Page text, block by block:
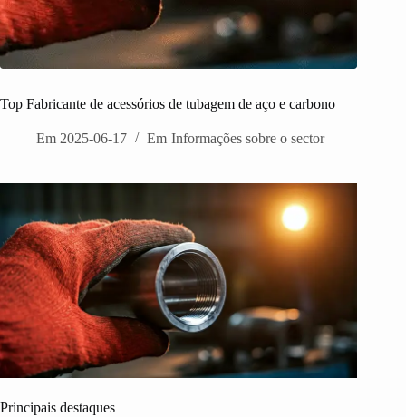
Top Fabricante de acessórios de tubagem de aço e carbono
Em 2025-06-17 Em Informações sobre o sector
Principais destaques